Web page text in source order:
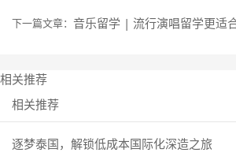
下一篇文章： 音乐留学 | 流行演唱留学更适
相关推荐
相关推荐
逐梦泰国，解锁低成本国际化深造之旅